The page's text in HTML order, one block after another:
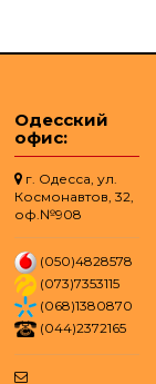
Одесский
офис:
г. Одесса, ул.
Космонавтов, 32,
оф.№908
(050)4828578
(073)7353115
(068)1380870
(044)2372165